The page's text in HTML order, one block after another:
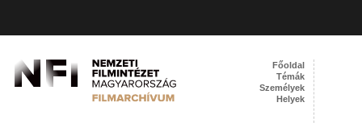
Főoldal
Témák
Személyek
Helyek